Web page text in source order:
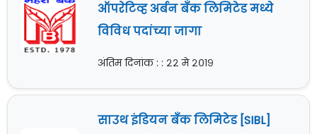
ऑपरेटिव्ह अर्बन बँक लिमिटेड मध्ये
विविध पदांच्या जागा
अंतिम दिनांक : : २२ मे २०१९
साउथ इंडियन बँक लिमिटेड [SIBL]